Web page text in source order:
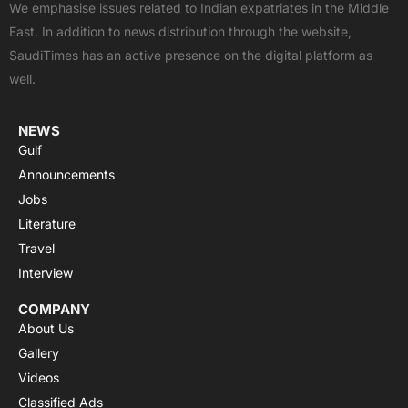
o
o
k
t
t
e
b
e
a
p
p
g
r
a
We emphasise issues related to Indian expatriates in the Middle
East. In addition to news distribution through the website,
SaudiTimes has an active presence on the digital platform as
well.
NEWS
Gulf
Announcements
Jobs
Literature
Travel
Interview
COMPANY
About Us
Gallery
Videos
Classified Ads